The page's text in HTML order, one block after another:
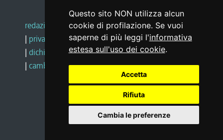
Questo sito NON utilizza alcun
cookie di profilazione. Se vuoi
saperne di più leggi l'informativa
estesa sull'uso dei cookie.
Accetta
Rifiuta
Cambia le preferenze
redazione web |note legali |glossario
| privacy
social media policy
| dichiarazione di accessibilità |feedback
| cambio preferenze cookie
Realizzato da